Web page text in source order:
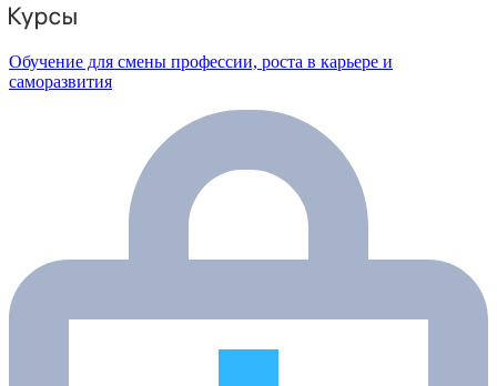
Обучение для смены профессии, роста в карьере и
саморазвития